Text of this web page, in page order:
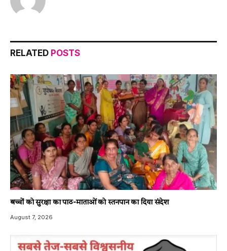
RELATED POSTS
बच्चों को सुरक्षा का पाठ-माताओं को स्तनपान का दिया संदेश
August 7, 2026